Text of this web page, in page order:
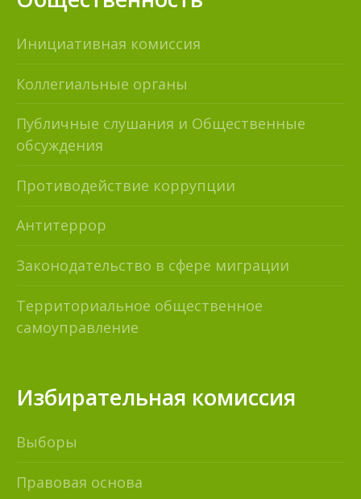
Инициативная комиссия
Коллегиальные органы
Публичные слушания и Общественные
обсуждения
Противодействие коррупции
Антитеррор
Законодательство в сфере миграции
Территориальное общественное
самоуправление
Избирательная комиссия
Выборы
Правовая основа